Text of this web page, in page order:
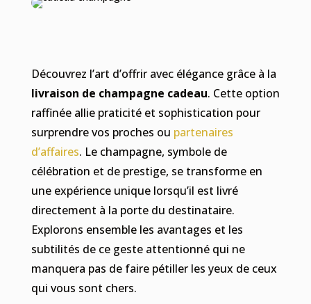
Découvrez l’art d’offrir avec élégance grâce à la
livraison de champagne cadeau. Cette option
raffinée allie praticité et sophistication pour
surprendre vos proches ou partenaires
d’affaires. Le champagne, symbole de
célébration et de prestige, se transforme en
une expérience unique lorsqu’il est livré
directement à la porte du destinataire.
Explorons ensemble les avantages et les
subtilités de ce geste attentionné qui ne
manquera pas de faire pétiller les yeux de ceux
qui vous sont chers.